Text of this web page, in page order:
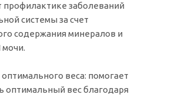
профилактике заболеваний
системы за счет
содержания минералов и
веса: помогает
оптимальный вес благодаря